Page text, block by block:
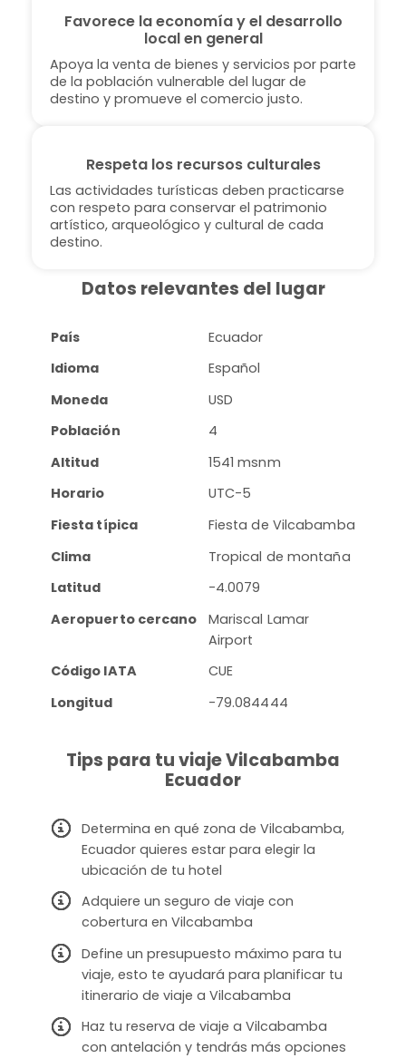
Favorece la economía y el desarrollo
local en general
Apoya la venta de bienes y servicios por parte
de la población vulnerable del lugar de
destino y promueve el comercio justo.
Respeta los recursos culturales
Las actividades turísticas deben practicarse
con respeto para conservar el patrimonio
artístico, arqueológico y cultural de cada
destino.
Datos relevantes del lugar
País
Ecuador
Idioma
Español
Moneda
USD
Población
4
Altitud
1541 msnm
Horario
UTC-5
Fiesta típica
Fiesta de Vilcabamba
Clima
Tropical de montaña
Latitud
-4.0079
Aeropuerto cercano
Mariscal Lamar
Airport
Código IATA
CUE
Longitud
-79.084444
Tips para tu viaje Vilcabamba
Ecuador
Determina en qué zona de Vilcabamba,
Ecuador quieres estar para elegir la
ubicación de tu hotel
Adquiere un seguro de viaje con
cobertura en Vilcabamba
Define un presupuesto máximo para tu
viaje, esto te ayudará para planificar tu
itinerario de viaje a Vilcabamba
Haz tu reserva de viaje a Vilcabamba
con antelación y tendrás más opciones